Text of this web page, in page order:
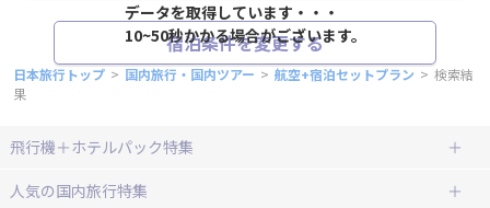
データを取得しています・・・
10~50秒かかる場合がございます。
宿泊条件を変更する
日本旅行トップ > 国内旅行・国内ツアー > 航空+宿泊セットプラン > 検索結
果
飛行機＋ホテルパック特集
赤い風船ダイナミックパッケージ
ＪＡＬで行く飛行機+ホテルパック
人気の国内旅行特集